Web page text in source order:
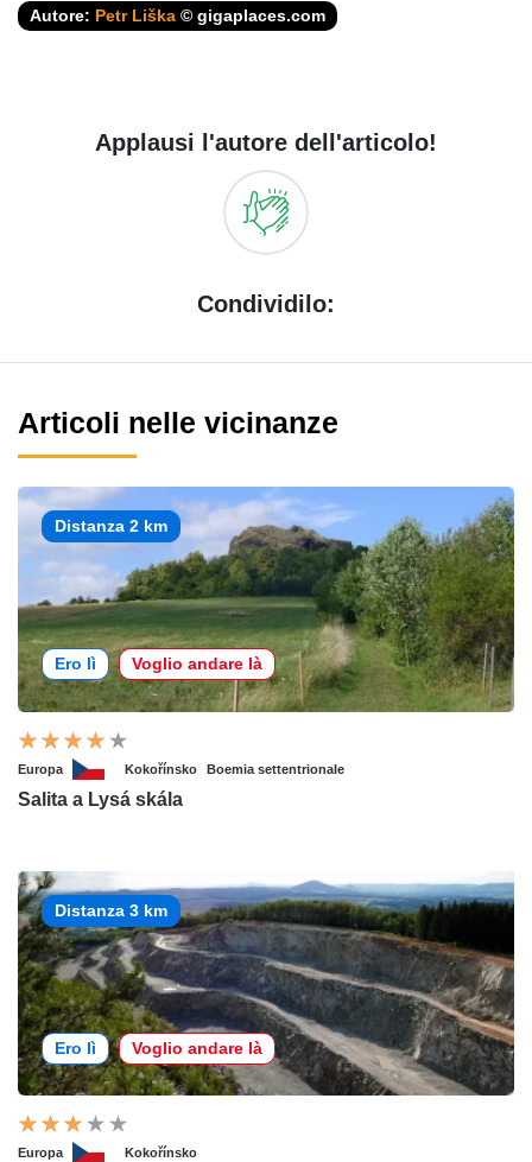
Autore: Petr Liška © gigaplaces.com
Applausi l'autore dell'articolo!
Condividilo:
Articoli nelle vicinanze
Distanza 2 km
Ero lì Voglio andare là
Europa Kokořínsko Boemia settentrionale
Salita a Lysá skála
Distanza 3 km
Ero lì Voglio andare là
Europa Kokořínsko